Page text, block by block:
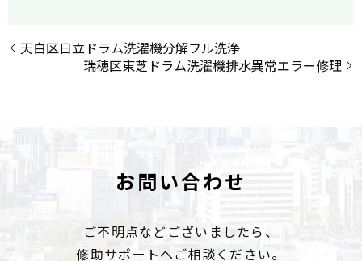
天白区日立ドラム洗濯機分解フル洗浄
瑞穂区東芝ドラム洗濯機排水異常エラー修理
お問い合わせ
ご不明点などございましたら、
修助サポートへご相談ください。